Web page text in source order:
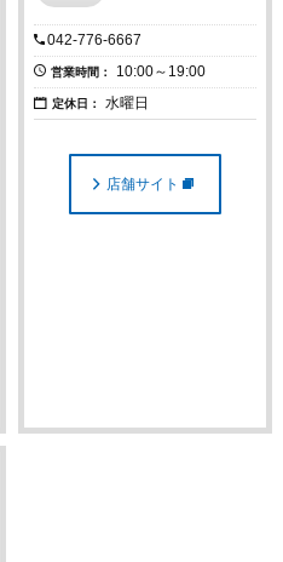
042-776-6667
営業時間： 10:00～19:00
定休日： 水曜日
店舗サイト